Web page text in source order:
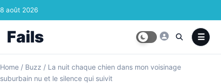
Skip to content
8 août 2026
Fails
Home / Buzz / La nuit chaque chien dans mon voisinage
suburbain nu et le silence qui suivit